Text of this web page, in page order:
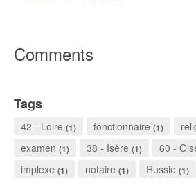
Comments
Tags
42 - Loire (1) fonctionnaire (1)
examen (1) 38 - Isère (1) 60 -
implexe (1) notaire (1) Russie (1)